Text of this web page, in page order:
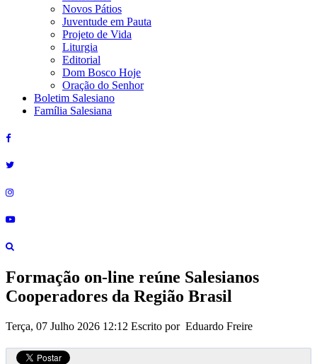
Novos Pátios
Juventude em Pauta
Projeto de Vida
Liturgia
Editorial
Dom Bosco Hoje
Oração do Senhor
Boletim Salesiano
Família Salesiana
Formação on-line reúne Salesianos
Cooperadores da Região Brasil
Terça, 07 Julho 2026 12:12 Escrito por Eduardo Freire